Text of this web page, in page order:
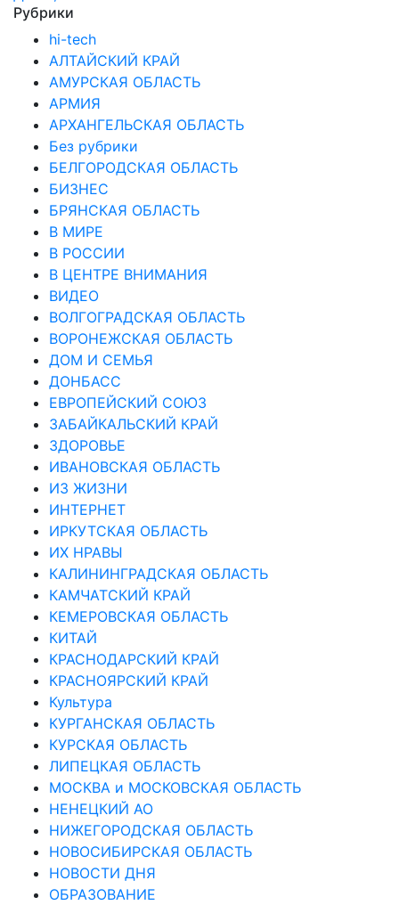
Рубрики
hi-tech
АЛТАЙСКИЙ КРАЙ
АМУРСКАЯ ОБЛАСТЬ
АРМИЯ
АРХАНГЕЛЬСКАЯ ОБЛАСТЬ
Без рубрики
БЕЛГОРОДСКАЯ ОБЛАСТЬ
БИЗНЕС
БРЯНСКАЯ ОБЛАСТЬ
В МИРЕ
В РОССИИ
В ЦЕНТРЕ ВНИМАНИЯ
ВИДЕО
ВОЛГОГРАДСКАЯ ОБЛАСТЬ
ВОРОНЕЖСКАЯ ОБЛАСТЬ
ДОМ И СЕМЬЯ
ДОНБАСС
ЕВРОПЕЙСКИЙ СОЮЗ
ЗАБАЙКАЛЬСКИЙ КРАЙ
ЗДОРОВЬЕ
ИВАНОВСКАЯ ОБЛАСТЬ
ИЗ ЖИЗНИ
ИНТЕРНЕТ
ИРКУТСКАЯ ОБЛАСТЬ
ИХ НРАВЫ
КАЛИНИНГРАДCКАЯ ОБЛАСТЬ
КАМЧАТСКИЙ КРАЙ
КЕМЕРОВСКАЯ ОБЛАСТЬ
КИТАЙ
КРАСНОДАРСКИЙ КРАЙ
КРАСНОЯРСКИЙ КРАЙ
Культура
КУРГАНСКАЯ ОБЛАСТЬ
КУРСКАЯ ОБЛАСТЬ
ЛИПЕЦКАЯ ОБЛАСТЬ
МОСКВА и МОСКОВСКАЯ ОБЛАСТЬ
НЕНЕЦКИЙ АО
НИЖЕГОРОДСКАЯ ОБЛАСТЬ
НОВОСИБИРСКАЯ ОБЛАСТЬ
НОВОСТИ ДНЯ
ОБРАЗОВАНИЕ